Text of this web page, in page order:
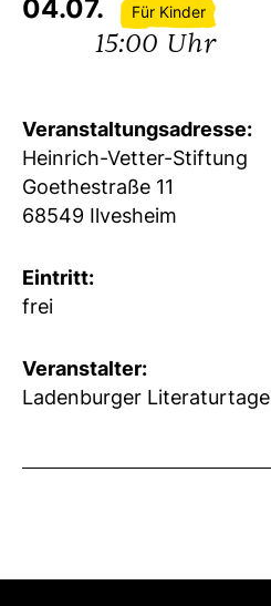
04.07. Für Kinder
15:00 Uhr
Veranstaltungsadresse:
Heinrich-Vetter-Stiftung
Goethestraße 11
68549 Ilvesheim
Eintritt:
frei
Veranstalter:
Ladenburger Literaturtage